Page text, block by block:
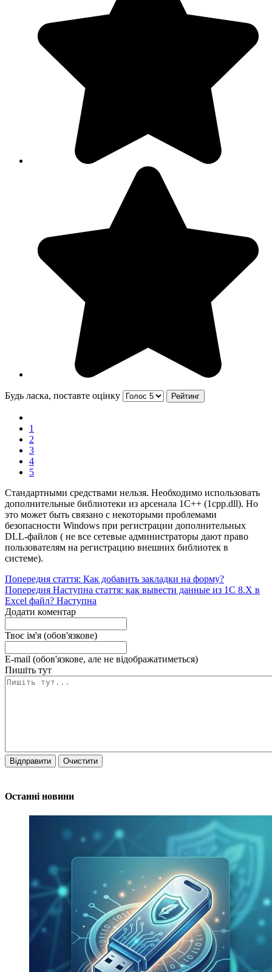
Будь ласка, поставте оцінку
1
2
3
4
5
Стандартными средствами нельзя. Необходимо использовать
дополнительные библиотеки из арсенала 1С++ (1cpp.dll). Но
это может быть связано с некоторыми проблемами
безопасности Windows при регистрации дополнительных
DLL-файлов ( не все сетевые администраторы дают право
пользователям на регистрацию внешних библиотек в
системе).
Попередня стаття: Как добавить закладки на форму?
Попередня Наступна стаття: как вывести данные из 1С 8.Х в
Excel файл? Наступна
Додати коментар
Твоє ім'я (обов'язкове)
E-mail (обов'язкове, але не відображатиметься)
Пишіть тут
Відправити Очистити
Останні новини